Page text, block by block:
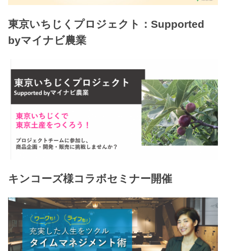
東京いちじくプロジェクト：Supported
byマイナビ農業
キンコーズ様コラボセミナー開催